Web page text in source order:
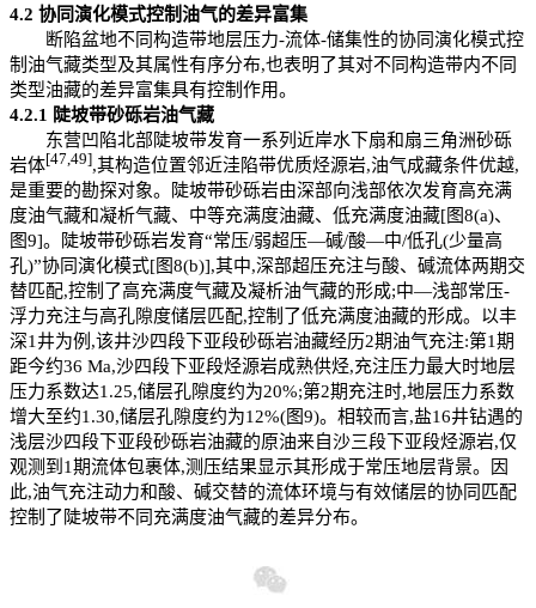
4.2 协同演化模式控制油气的差异富集
断陷盆地不同构造带地层压力-流体-储集性的协同演化模式控
制油气藏类型及其属性有序分布,也表明了其对不同构造带内不同
类型油藏的差异富集具有控制作用。
4.2.1 陡坡带砂砾岩油气藏
东营凹陷北部陡坡带发育一系列近岸水下扇和扇三角洲砂砾
岩体[47,49],其构造位置邻近洼陷带优质烃源岩,油气成藏条件优越,
是重要的勘探对象。陡坡带砂砾岩由深部向浅部依次发育高充满
度油气藏和凝析气藏、中等充满度油藏、低充满度油藏[图8(a)、
图9]。陡坡带砂砾岩发育“常压/弱超压—碱/酸—中/低孔(少量高
孔)”协同演化模式[图8(b)],其中,深部超压充注与酸、碱流体两期交
替匹配,控制了高充满度气藏及凝析油气藏的形成;中—浅部常压-
浮力充注与高孔隙度储层匹配,控制了低充满度油藏的形成。以丰
深1井为例,该井沙四段下亚段砂砾岩油藏经历2期油气充注:第1期
距今约36 Ma,沙四段下亚段烃源岩成熟供烃,充注压力最大时地层
压力系数达1.25,储层孔隙度约为20%;第2期充注时,地层压力系数
增大至约1.30,储层孔隙度约为12%(图9)。相较而言,盐16井钻遇的
浅层沙四段下亚段砂砾岩油藏的原油来自沙三段下亚段烃源岩,仅
观测到1期流体包裹体,测压结果显示其形成于常压地层背景。因
此,油气充注动力和酸、碱交替的流体环境与有效储层的协同匹配
控制了陡坡带不同充满度油气藏的差异分布。